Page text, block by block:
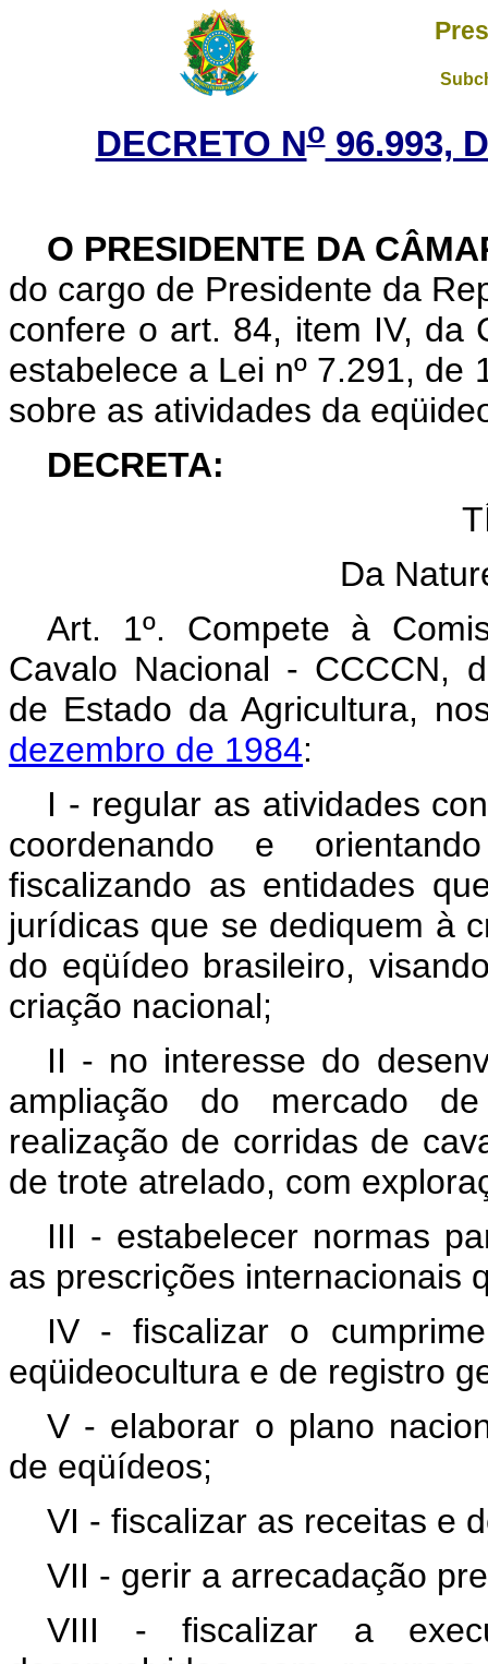
DECRETO No96.993,
O PRESIDENTE DA
do cargo de Presidente da
confere o art. 84, item IV, da
estabelece a Lei nº 7.291, de
sobre as atividades da
DECRETA:
Da
Art. 1º. Compete à
Cavalo Nacional - CCCCN,
de Estado da Agricultura,
dezembro de 1984:
I - regular as atividades
coordenando e
fiscalizando as entidades
jurídicas que se dediquem à
do eqüídeo brasileiro,
criação nacional;
II - no interesse do
ampliação do mercado
realização de corridas de
de trote atrelado, com
III - estabelecer normas
as prescrições internacionais
IV - fiscalizar o
eqüideocultura e de registro
V - elaborar o plano
de eqüídeos;
VI - fiscalizar as receitas e
VII - gerir a arrecadação
VIII - fiscalizar a